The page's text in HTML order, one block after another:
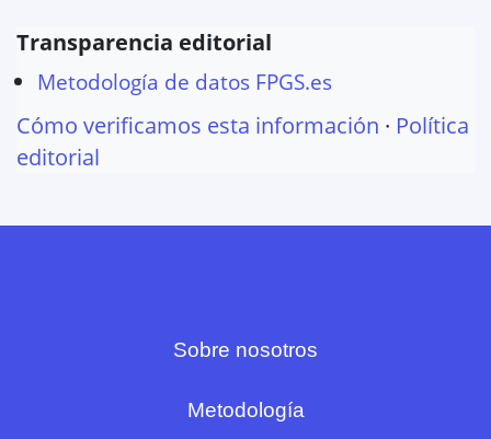
Transparencia editorial
Metodología de datos FPGS.es
Cómo verificamos esta información · Política
editorial
Sobre nosotros
Metodología